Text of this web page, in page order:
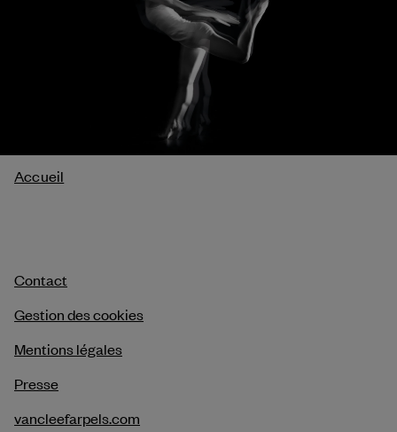
Fil
Accueil
Contact
Gestion des cookies
Mentions légales
Presse
vancleefarpels.com